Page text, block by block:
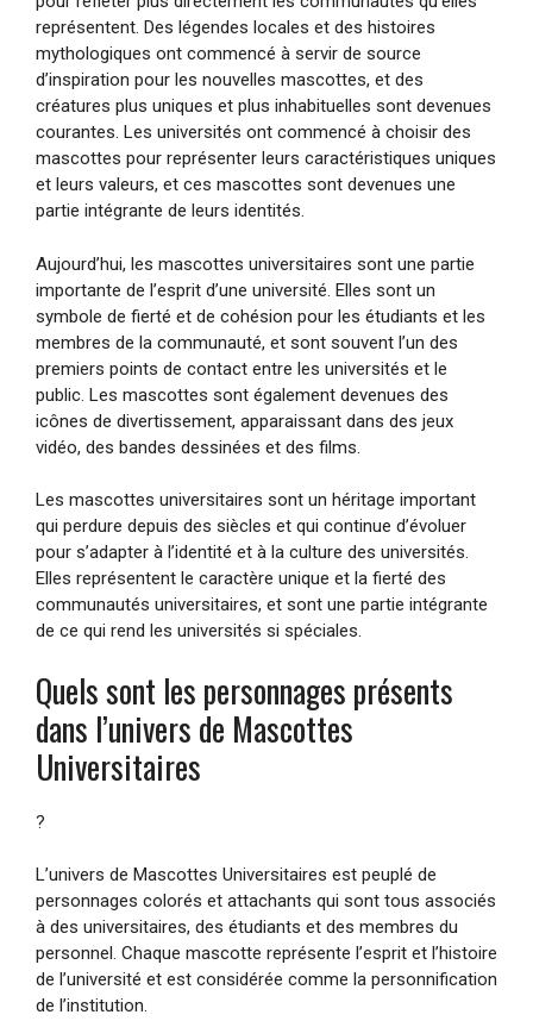
représentent. Des légendes locales et des histoires
mythologiques ont commencé à servir de source
d’inspiration pour les nouvelles mascottes, et des
créatures plus uniques et plus inhabituelles sont devenues
courantes. Les universités ont commencé à choisir des
mascottes pour représenter leurs caractéristiques uniques
et leurs valeurs, et ces mascottes sont devenues une
partie intégrante de leurs identités.
Aujourd’hui, les mascottes universitaires sont une partie
importante de l’esprit d’une université. Elles sont un
symbole de fierté et de cohésion pour les étudiants et les
membres de la communauté, et sont souvent l’un des
premiers points de contact entre les universités et le
public. Les mascottes sont également devenues des
icônes de divertissement, apparaissant dans des jeux
vidéo, des bandes dessinées et des films.
Les mascottes universitaires sont un héritage important
qui perdure depuis des siècles et qui continue d’évoluer
pour s’adapter à l’identité et à la culture des universités.
Elles représentent le caractère unique et la fierté des
communautés universitaires, et sont une partie intégrante
de ce qui rend les universités si spéciales.
Quels sont les personnages présents
dans l’univers de Mascottes
Universitaires
?
L’univers de Mascottes Universitaires est peuplé de
personnages colorés et attachants qui sont tous associés
à des universitaires, des étudiants et des membres du
personnel. Chaque mascotte représente l’esprit et l’histoire
de l’université et est considérée comme la personnification
de l’institution.